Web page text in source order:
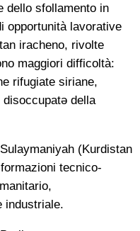
dello sfollamento in
opportunità lavorative
iracheno, rivolte
maggiori difficoltà:
rifugiate siriane,
della
(Kurdistan
tecnico-
industriale.